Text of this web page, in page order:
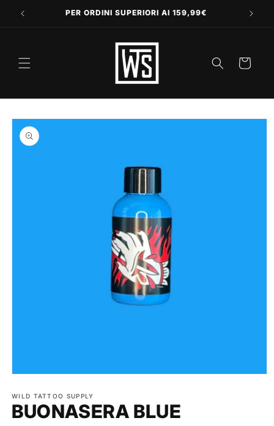
direttamentePER ORDINI SUPERIORI AI 159,99€
Carrello
Passa alle
informazioni
sul prodotto
multimediali
1
in
WILD TATTOO SUPPLY
BUONASERA BLUE